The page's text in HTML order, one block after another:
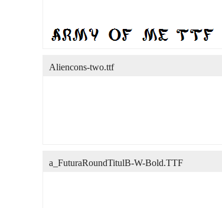
Aliencons-two.ttf
a_FuturaRoundTitulB-W-Bold.TTF